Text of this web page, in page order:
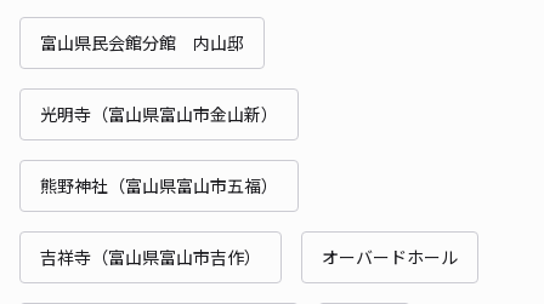
富山県民会館分館 内山邸
光明寺（富山県富山市金山新）
熊野神社（富山県富山市五福）
吉祥寺（富山県富山市吉作） オーバードホール